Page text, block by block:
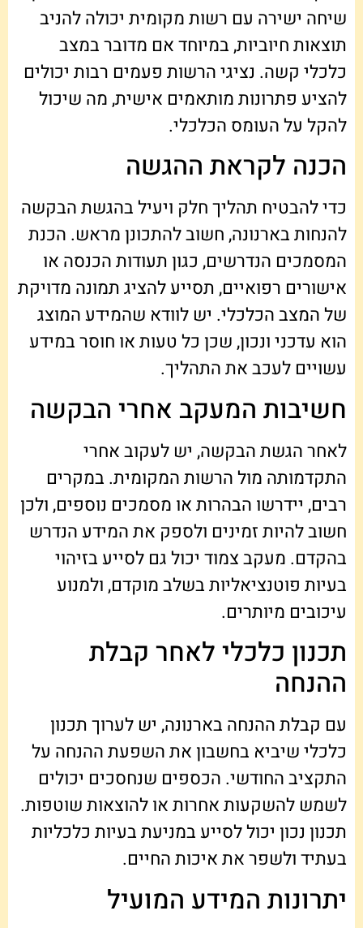
שיחה ישירה עם רשות מקומית יכולה להניב
תוצאות חיוביות, במיוחד אם מדובר במצב
כלכלי קשה. נציגי הרשות פעמים רבות יכולים
להציע פתרונות מותאמים אישית, מה שיכול
להקל על העומס הכלכלי.
הכנה לקראת ההגשה
כדי להבטיח תהליך חלק ויעיל בהגשת הבקשה
להנחות בארנונה, חשוב להתכונן מראש. הכנת
המסמכים הנדרשים, כגון תעודות הכנסה או
אישורים רפואיים, תסייע להציג תמונה מדויקת
של המצב הכלכלי. יש לוודא שהמידע המוצג
הוא עדכני ונכון, שכן כל טעות או חוסר במידע
עשויים לעכב את התהליך.
חשיבות המעקב אחרי הבקשה
לאחר הגשת הבקשה, יש לעקוב אחרי
התקדמותה מול הרשות המקומית. במקרים
רבים, יידרשו הבהרות או מסמכים נוספים, ולכן
חשוב להיות זמינים ולספק את המידע הנדרש
בהקדם. מעקב צמוד יכול גם לסייע בזיהוי
בעיות פוטנציאליות בשלב מוקדם, ולמנוע
עיכובים מיותרים.
תכנון כלכלי לאחר קבלת
ההנחה
עם קבלת ההנחה בארנונה, יש לערוך תכנון
כלכלי שיביא בחשבון את השפעת ההנחה על
התקציב החודשי. הכספים שנחסכים יכולים
לשמש להשקעות אחרות או להוצאות שוטפות.
תכנון נכון יכול לסייע במניעת בעיות כלכליות
בעתיד ולשפר את איכות החיים.
יתרונות המידע המועיל